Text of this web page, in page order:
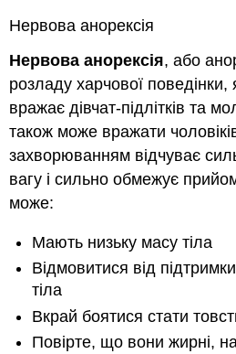
Нервова анорексія
Нервова анорексія, або
розладу харчової
вражає дівчат-підлітків та
також може вражати
захворюванням відчуває
вагу і сильно обмежує
може:
Мають низьку масу тіла
Відмовитися від
тіла
Вкрай боятися стати
Повірте, що вони жирні,